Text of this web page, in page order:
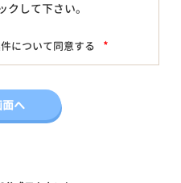
して下さい。
について同意する *